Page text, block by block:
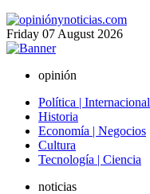
Friday 07 August 2026
opinión
Política | Internacional
Historia
Economía | Negocios
Cultura
Tecnología | Ciencia
noticias